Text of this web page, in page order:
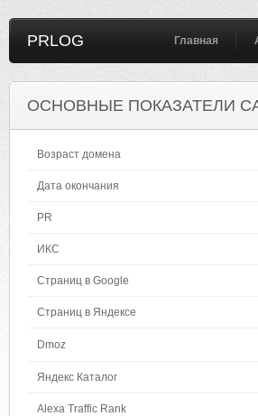
PRLOG Главная
ОСНОВНЫЕ ПОКАЗАТЕЛИ
Возраст домена
Дата окончания
PR
ИКС
Страниц в Google
Страниц в Яндексе
Dmoz
Яндекс Каталог
Alexa Traffic Rank